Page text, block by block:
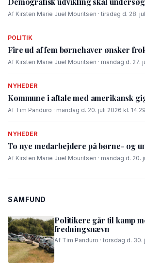
Af Kirsten Marie Juel Mouritsen · tirsdag d. 28.
POLITIK
Fire ud af fem børnehaver ønsker
Af Kirsten Marie Juel Mouritsen · mandag d. 27.
NYHEDER
Kommune i aftale med amerikansk
Af Tim Panduro · mandag d. 20. juli 2026 kl. 14.29
NYHEDER
To nye medarbejdere på børne- og
Af Kirsten Marie Juel Mouritsen · mandag d. 20.
SAMFUND
Politikere går til kamp
fredningsnævn
Af Tim Panduro · torsdag d. 30.